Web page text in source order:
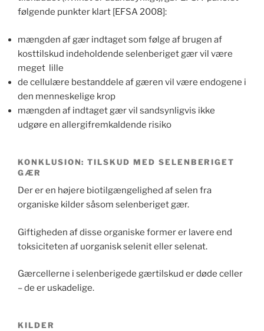
følgende punkter klart [EFSA 2008]:
mængden af ​​gær indtaget som følge af brugen af ​​
kosttilskud indeholdende selenberiget gær vil være
meget lille
de cellulære bestanddele af gæren vil være endogene i
den menneskelige krop
mængden af ​​indtaget gær vil sandsynligvis ikke
udgøre en allergifremkaldende risiko
KONKLUSION: TILSKUD MED SELENBERIGET
GÆR
Der er en højere biotilgængelighed af selen fra
organiske kilder såsom selenberiget gær.
Giftigheden af ​​disse organiske former er lavere end
toksiciteten af ​​uorganisk selenit eller selenat.
Gærcellerne i selenberigede gærtilskud er døde celler
– de er uskadelige.
KILDER